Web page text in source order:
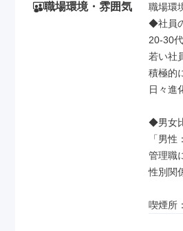
職場環境・雰囲気
職場環
◆社員
20-30
若い社
積極的
日々進
◆男女
「男
管理職
性別関
喫煙所